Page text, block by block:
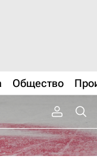
Общество